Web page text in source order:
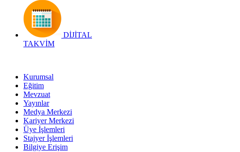
DİJİTAL
TAKVİM
Kurumsal
Eğitim
Mevzuat
Yayınlar
Medya Merkezi
Kariyer Merkezi
Üye İşlemleri
Stajyer İşlemleri
Bilgiye Erişim